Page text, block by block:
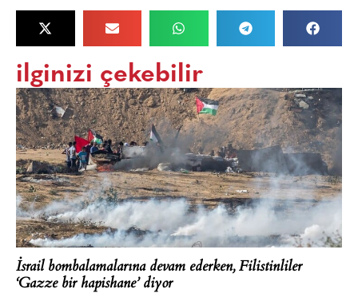
ilginizi çekebilir
İsrail bombalamalarına devam ederken, Filistinliler
‘Gazze bir hapishane’ diyor